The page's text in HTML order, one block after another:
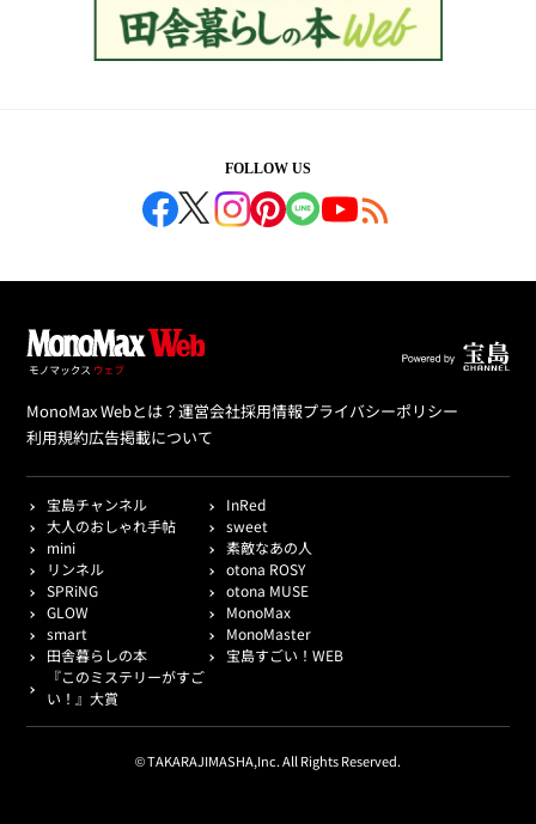
FOLLOW US
MonoMax Webとは？運営会社採用情報プライバシーポリシー
利用規約広告掲載について
宝島チャンネル
InRed
大人のおしゃれ手帖
sweet
mini
素敵なあの人
リンネル
otona ROSY
SPRiNG
otona MUSE
GLOW
MonoMax
smart
MonoMaster
田舎暮らしの本
宝島すごい！WEB
『このミステリーがすご
い！』大賞
© TAKARAJIMASHA,Inc. All Rights Reserved.